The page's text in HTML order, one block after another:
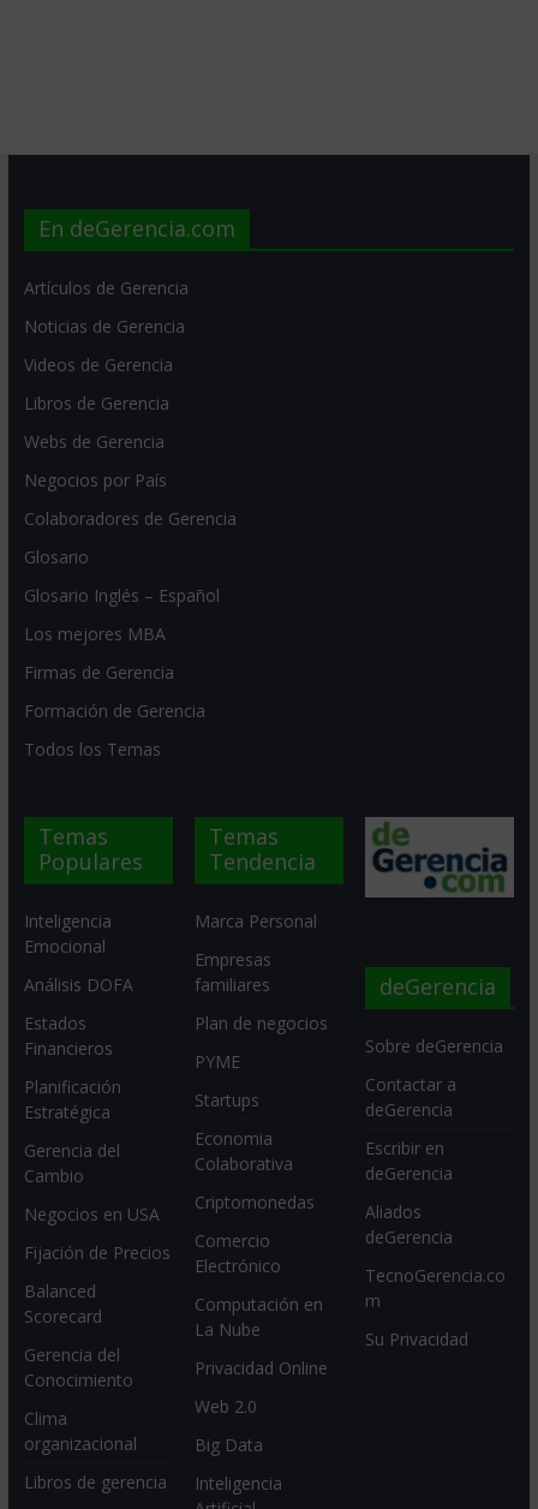
En deGerencia.com
Artículos de Gerencia
Noticias de Gerencia
Videos de Gerencia
Libros de Gerencia
Webs de Gerencia
Negocios por País
Colaboradores de Gerencia
Glosario
Glosario Inglés – Español
Los mejores MBA
Firmas de Gerencia
Formación de Gerencia
Todos los Temas
Temas
Populares
Inteligencia
Emocional
Análisis DOFA
Estados
Financieros
Planificación
Estratégica
Gerencia del
Cambio
Negocios en USA
Fijación de Precios
Balanced
Scorecard
Gerencia del
Conocimiento
Clima
organizacional
Libros de gerencia
Temas
Tendencia
Marca Personal
Empresas
familiares
Plan de negocios
PYME
Startups
Economia
Colaborativa
Criptomonedas
Comercio
Electrónico
Computación en
La Nube
Privacidad Online
Web 2.0
Big Data
Inteligencia
deGerencia
Sobre deGerencia
Contactar a
deGerencia
Escribir en
deGerencia
Aliados
deGerencia
TecnoGerencia.co
m
Su Privacidad